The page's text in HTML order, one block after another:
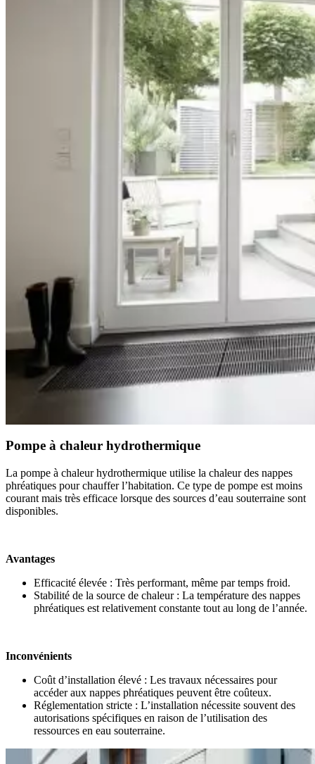
Pompe à chaleur hydrothermique
La pompe à chaleur hydrothermique utilise la chaleur des nappes
phréatiques pour chauffer l’habitation. Ce type de pompe est moins
courant mais très efficace lorsque des sources d’eau souterraine sont
disponibles.
Avantages
Efficacité élevée : Très performant, même par temps froid.
Stabilité de la source de chaleur : La température des nappes
phréatiques est relativement constante tout au long de l’année.
Inconvénients
Coût d’installation élevé : Les travaux nécessaires pour
accéder aux nappes phréatiques peuvent être coûteux.
Réglementation stricte : L’installation nécessite souvent des
autorisations spécifiques en raison de l’utilisation des
ressources en eau souterraine.